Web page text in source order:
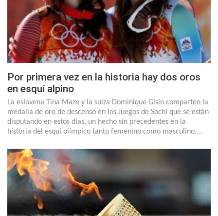
Por primera vez en la historia hay dos oros
en esquí alpino
La eslovena Tina Maze y la suiza Dominique Gisin comparten la
medalla de oro de descenso en los Juegos de Sochi que se están
disputando en estos días, un hecho sin precedentes en la
historia del esquí olímpico tanto femenino como masculino.…